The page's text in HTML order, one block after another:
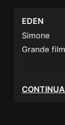
EDEN
Simone
Grande